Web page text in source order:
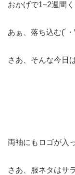
おかげで1~2週間
あぁ、落ち込む(´
さあ、そんな今日
両袖にもロゴが入
さあ、服ネタはサ